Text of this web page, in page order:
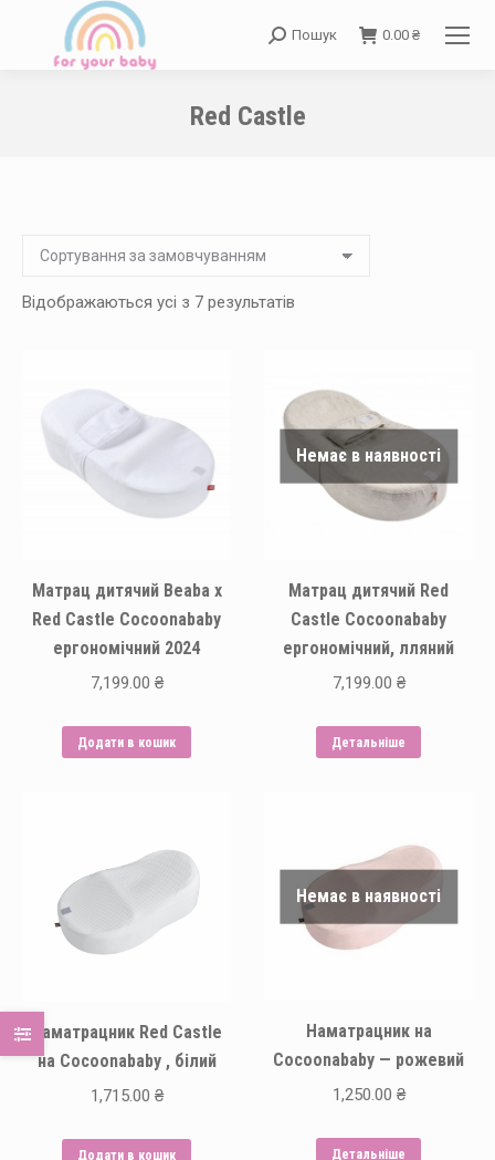
Search:
Пошук 0.00 ₴
Red Castle
Відображаються усі з 7 результатів
Матрац дитячий Beaba х
Red Castle Cocoonababy
ергономічний 2024
7,199.00 ₴
Додати в кошик
Немає в наявності
Матрац дитячий Red
Castle Cocoonababy
ергономічний, лляний
7,199.00 ₴
Детальніше
Наматрацник Red Castle
на Cocoonababy , білий
1,715.00 ₴
Додати в кошик
Немає в наявності
Наматрацник на
Сocoonababy — рожевий
1,250.00 ₴
Детальніше